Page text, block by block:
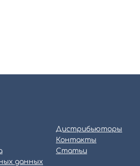
Дистрибьюторы
Контакты
данных
Статьи